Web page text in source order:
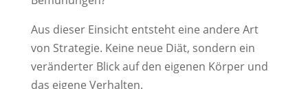
Aus dieser Einsicht entsteht eine andere Art
von Strategie. Keine neue Diät, sondern ein
veränderter Blick auf den eigenen Körper und
das eigene Verhalten.